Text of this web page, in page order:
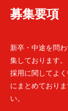
募集要項
新卒・中途を問
集しております。
採用に関してよ
にまとめており
い。